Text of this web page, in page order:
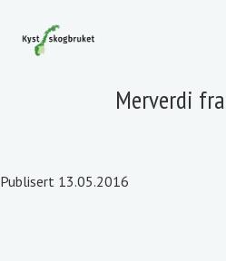
Merverdi
Publisert 13.05.2016